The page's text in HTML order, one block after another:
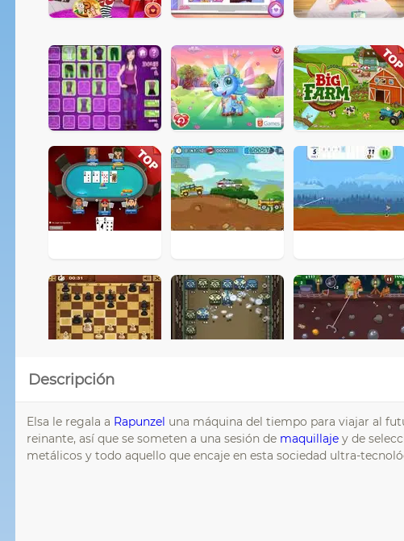
Descripción
Elsa le regala a Rapunzel una máquina del tiempo para viajar al
reinante, así que se someten a una sesión de maquillaje y de
metálicos y todo aquello que encaje en esta sociedad ultra-